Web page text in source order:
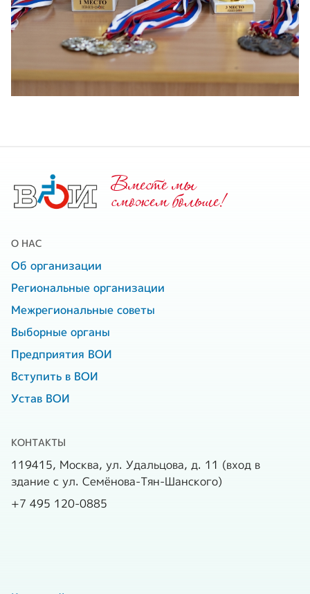
Вместе мы
cможем больше!
О НАС
Об организации
Региональные организации
Межрегиональные советы
Выборные органы
Предприятия ВОИ
Вступить в ВОИ
Устав ВОИ
КОНТАКТЫ
119415, Москва, ул. Удальцова, д. 11 (вход в
здание с ул. Семёнова-Тян-Шанского)
+7 495 120-0885